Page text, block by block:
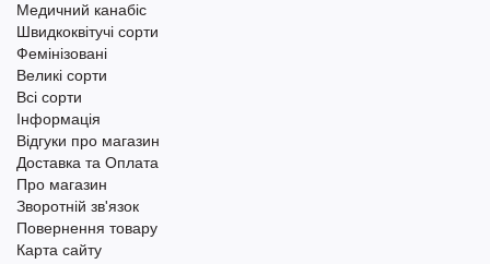
Медичний канабіс
Швидкоквітучі сорти
Фемінізовані
Великі сорти
Всі сорти
Інформація
Відгуки про магазин
Доставка та Оплата
Про магазин
Зворотній зв'язок
Повернення товару
Карта сайту